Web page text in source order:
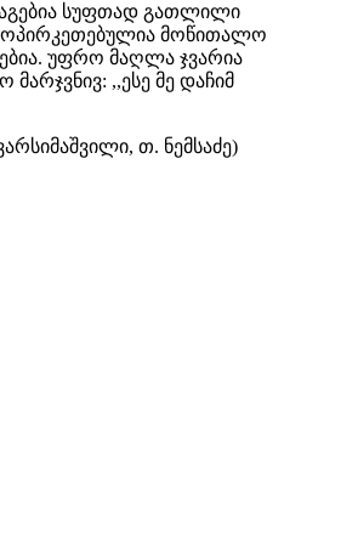
სუფთად გათლილი
მოწითალო
უფრო მაღლა ჯვარია
,,ესე მე დაჩიმ
თ. ნემსაძე)